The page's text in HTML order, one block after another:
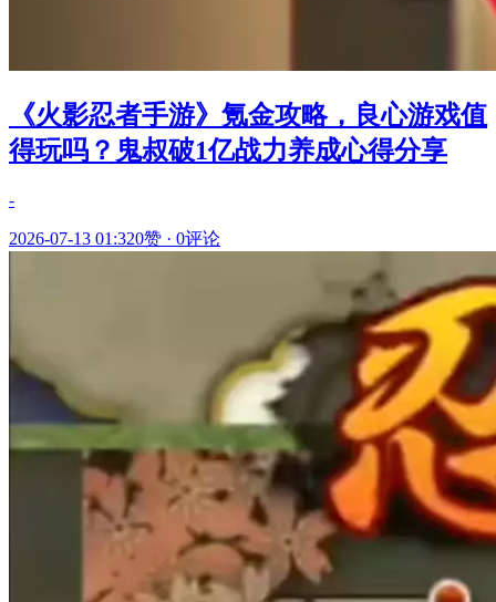
《火影忍者手游》氪金攻略，良心游戏值
得玩吗？鬼叔破1亿战力养成心得分享
-
2026-07-13 01:320赞 · 0评论